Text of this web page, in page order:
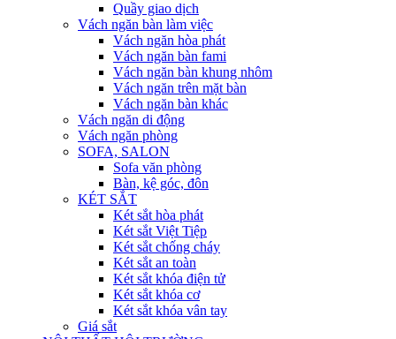
Quầy giao dịch
Vách ngăn bàn làm việc
Vách ngăn hòa phát
Vách ngăn bàn fami
Vách ngăn bàn khung nhôm
Vách ngăn trên mặt bàn
Vách ngăn bàn khác
Vách ngăn di động
Vách ngăn phòng
SOFA, SALON
Sofa văn phòng
Bàn, kệ góc, đôn
KÉT SẮT
Két sắt hòa phát
Két sắt Việt Tiệp
Két sắt chống cháy
Két sắt an toàn
Két sắt khóa điện tử
Két sắt khóa cơ
Két sắt khóa vân tay
Giá sắt